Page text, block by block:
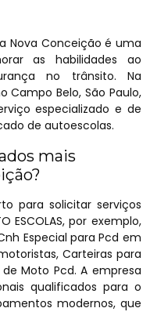
Nova Conceição é uma
as habilidades ao
no trânsito. Na
Campo Belo, São Paulo,
especializado e de
de autoescolas.
mais
para solicitar serviços
ESCOLAS, por exemplo,
Especial para Pcd em
Carteiras para
Moto Pcd. A empresa
qualificados para o
modernos, que